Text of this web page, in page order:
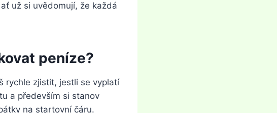
už si uvědomují, že každá
peníze?
rychle zjistit, jestli se vyplatí
a především si stanov
na startovní čáru.